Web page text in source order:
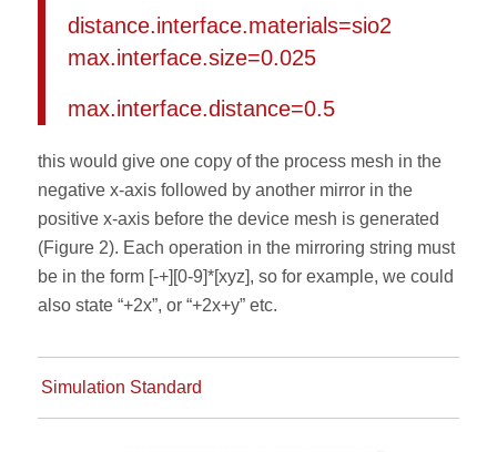
distance.interface.materials=sio2
max.interface.size=0.025
max.interface.distance=0.5
this would give one copy of the process mesh in the
negative x-axis followed by another mirror in the
positive x-axis before the device mesh is generated
(Figure 2). Each operation in the mirroring string must
be in the form [-+][0-9]*[xyz], so for example, we could
also state “+2x”, or “+2x+y” etc.
Simulation Standard